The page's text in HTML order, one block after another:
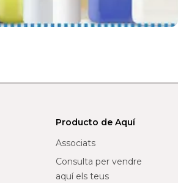
Producto de Aquí
Associats
Consulta per vendre
aquí els teus